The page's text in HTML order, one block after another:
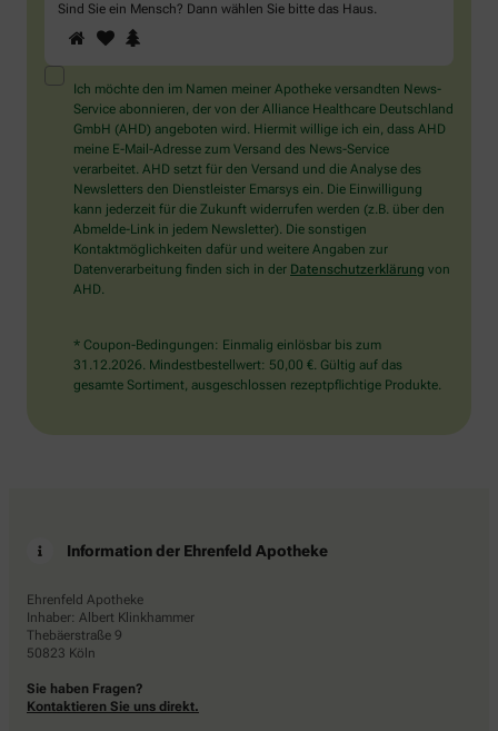
Sind Sie ein Mensch? Dann wählen Sie bitte das Haus.
Sind
Sie
ein
Mensch?
Dann
wählen
Sie
bitte
das
Haus.
1 2
Ich möchte den im Namen meiner Apotheke versandten News-
Service abonnieren, der von der Alliance Healthcare Deutschland
GmbH (AHD) angeboten wird. Hiermit willige ich ein, dass AHD
meine E-Mail-Adresse zum Versand des News-Service
verarbeitet. AHD setzt für den Versand und die Analyse des
Newsletters den Dienstleister Emarsys ein. Die Einwilligung
kann jederzeit für die Zukunft widerrufen werden (z.B. über den
Abmelde-Link in jedem Newsletter). Die sonstigen
Kontaktmöglichkeiten dafür und weitere Angaben zur
Datenverarbeitung finden sich in der Datenschutzerklärung von
AHD.
* Coupon-Bedingungen: Einmalig einlösbar bis zum
31.12.2026. Mindestbestellwert: 50,00 €. Gültig auf das
gesamte Sortiment, ausgeschlossen rezeptpflichtige Produkte.
Information der Ehrenfeld Apotheke
Ehrenfeld Apotheke
Inhaber: Albert Klinkhammer
Thebäerstraße 9
50823 Köln
Sie haben Fragen?
Kontaktieren Sie uns direkt.